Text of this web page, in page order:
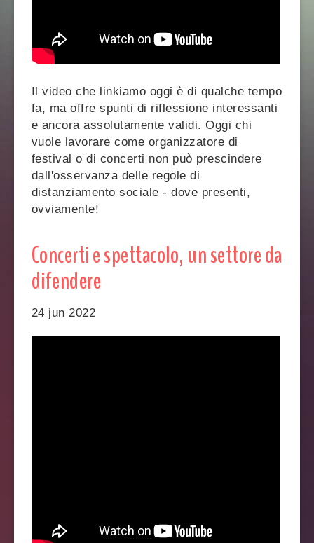
Il video che linkiamo oggi è di qualche tempo
fa, ma offre spunti di riflessione interessanti
e ancora assolutamente validi. Oggi chi
vuole lavorare come organizzatore di
festival o di concerti non può prescindere
dall'osservanza delle regole di
distanziamento sociale - dove presenti,
ovviamente!
Concerti e spettacolo, un settore da
difendere
24 jun 2022